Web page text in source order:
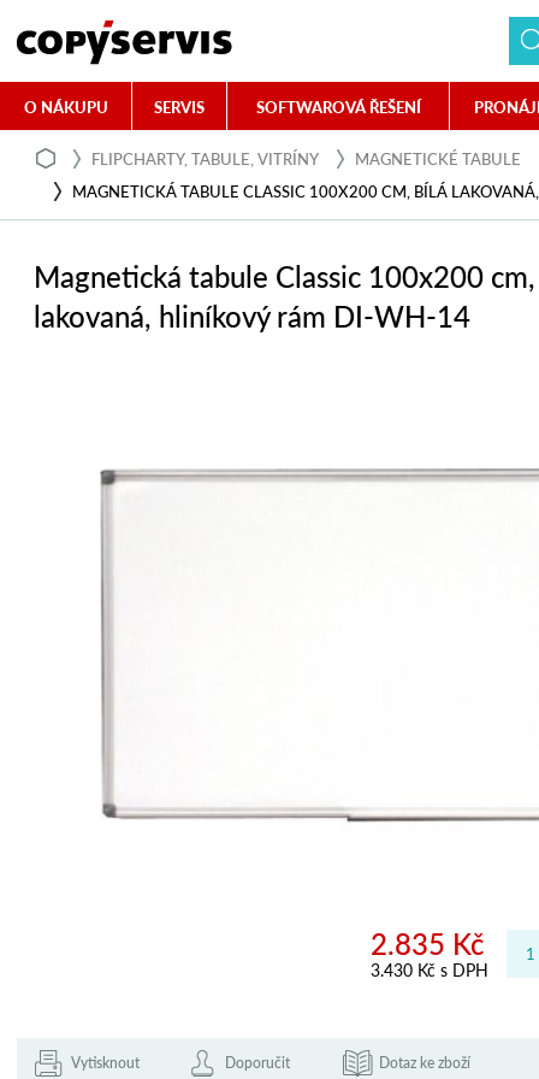
O NÁKUPU SERVIS SOFTWAROVÁ ŘEŠENÍ
FLIPCHARTY, TABULE, VITRÍNY
MAGNETICKÉ TABULE
MAGNETICKÁ TABULE CLASSIC 100X200 CM, BÍLÁ
Magnetická tabule Classic 100x200
lakovaná, hliníkový rám DI-WH-14
2.835 Kč
3.430 Kč s DPH
Vytisknout Doporučit Dotaz ke zboží